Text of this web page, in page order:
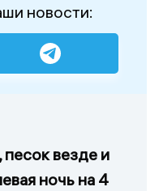
новости:
везде и
ночь на 4